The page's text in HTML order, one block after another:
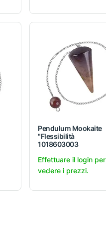
Pendulum Mookaite
"Flessibilità
1018603003
Effettuare il login per
vedere i prezzi.